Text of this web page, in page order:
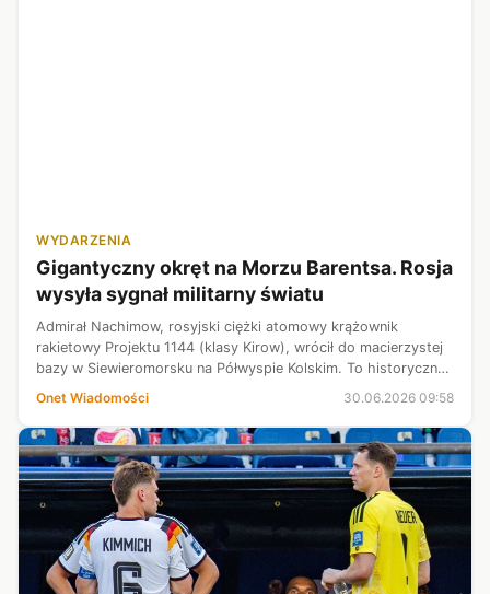
WYDARZENIA
Gigantyczny okręt na Morzu Barentsa. Rosja
wysyła sygnał militarny światu
Admirał Nachimow, rosyjski ciężki atomowy krążownik
rakietowy Projektu 1144 (klasy Kirow), wrócił do macierzystej
bazy w Siewieromorsku na Półwyspie Kolskim. To historyczny
moment dla rosyjskiej Floty Północnej, ponieważ gigantyczny
Onet Wiadomości 30.06.2026 09:58